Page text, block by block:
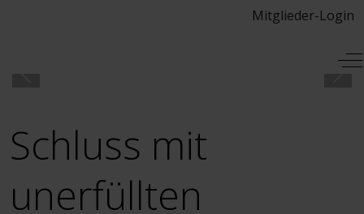
Mitglieder-Login
Schluss mit
unerfüllten